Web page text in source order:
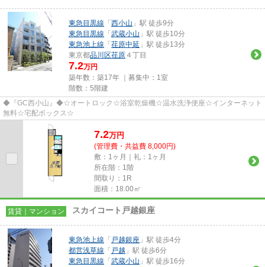
東急目黒線 「 西小山 」駅 徒歩9分
東急目黒線 「 武蔵小山 」駅 徒歩10分
東急池上線 「 荏原中延 」駅 徒歩13分
東京都品川区荏原 ４丁目
7.2万円
築年数：築17年 ｜募集中： 1室
階数：5階建
◆『GC西小山』◆☆オートロック☆浴室乾燥機☆温水洗浄便座☆インターネット
無料☆宅配ボックス☆
7.2万円
(管理費・共益費 8,000円)
敷：1ヶ月｜礼：1ヶ月
所在階：1階
間取り：1R
面積：18.00㎡
賃貸｜マンション スカイコート戸越銀座
東急池上線 「 戸越銀座 」駅 徒歩4分
都営浅草線 「 戸越 」駅 徒歩6分
東急目黒線 「 武蔵小山 」駅 徒歩16分